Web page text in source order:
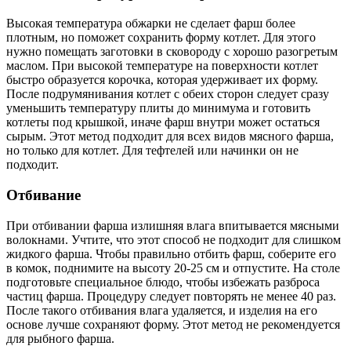
Высокая температура обжарки не сделает фарш более
плотным, но поможет сохранить форму котлет. Для этого
нужно помещать заготовки в сковороду с хорошо разогретым
маслом. При высокой температуре на поверхности котлет
быстро образуется корочка, которая удерживает их форму.
После подрумянивания котлет с обеих сторон следует сразу
уменьшить температуру плиты до минимума и готовить
котлеты под крышкой, иначе фарш внутри может остаться
сырым. Этот метод подходит для всех видов мясного фарша,
но только для котлет. Для тефтелей или начинки он не
подходит.
Отбивание
При отбивании фарша излишняя влага впитывается мясными
волокнами. Учтите, что этот способ не подходит для слишком
жидкого фарша. Чтобы правильно отбить фарш, соберите его
в комок, поднимите на высоту 20-25 см и отпустите. На столе
подготовьте специальное блюдо, чтобы избежать разброса
частиц фарша. Процедуру следует повторять не менее 40 раз.
После такого отбивания влага удаляется, и изделия на его
основе лучше сохраняют форму. Этот метод не рекомендуется
для рыбного фарша.